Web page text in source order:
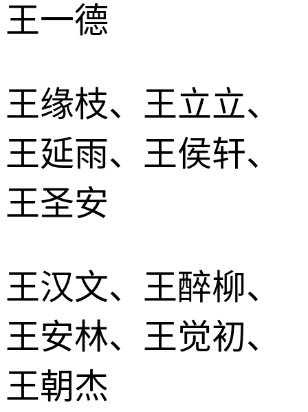
王一德
王缘枝、王立立、
王延雨、王侯轩、
王圣安
王汉文、王醉柳、
王安林、王觉初、
王朝杰